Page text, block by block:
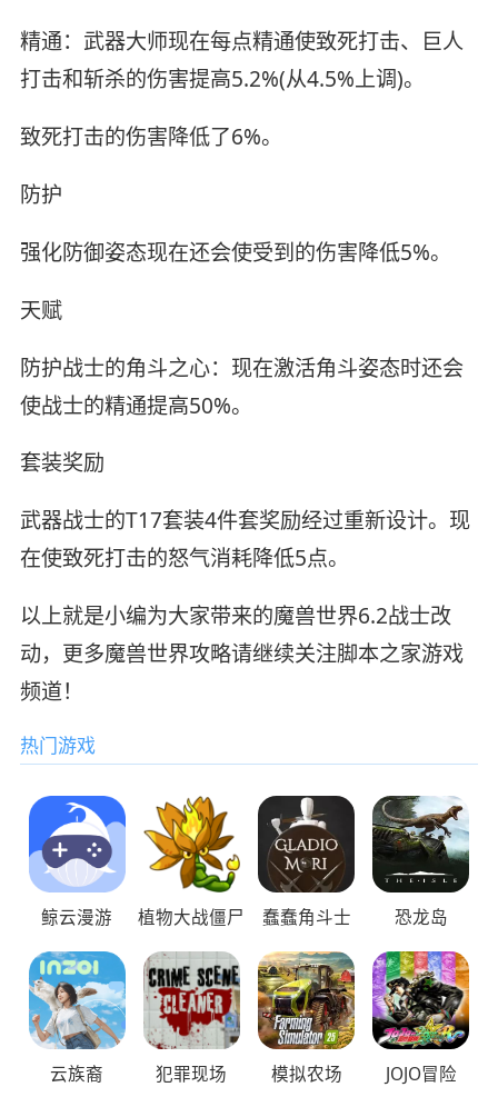
精通：武器大师现在每点精通使致死打击、巨人
打击和斩杀的伤害提高5.2%(从4.5%上调)。
致死打击的伤害降低了6%。
防护
强化防御姿态现在还会使受到的伤害降低5%。
天赋
防护战士的角斗之心：现在激活角斗姿态时还会
使战士的精通提高50%。
套装奖励
武器战士的T17套装4件套奖励经过重新设计。现
在使致死打击的怒气消耗降低5点。
以上就是小编为大家带来的魔兽世界6.2战士改
动，更多魔兽世界攻略请继续关注脚本之家游戏
频道！
热门游戏
鲸云漫游 植物大战僵尸 蠢蠢角斗士 恐龙岛
云族裔 犯罪现场 模拟农场 JOJO冒险